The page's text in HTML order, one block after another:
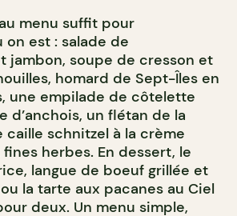
menu suffit pour
est : salade de
jambon, soupe de cresson et
homard de Sept-Îles en
une empilade de côtelette
d’anchois, un flétan de la
schnitzel à la crème
herbes. En dessert, le
langue de boeuf grillée et
ou la tarte aux pacanes au Ciel
deux. Un menu simple,